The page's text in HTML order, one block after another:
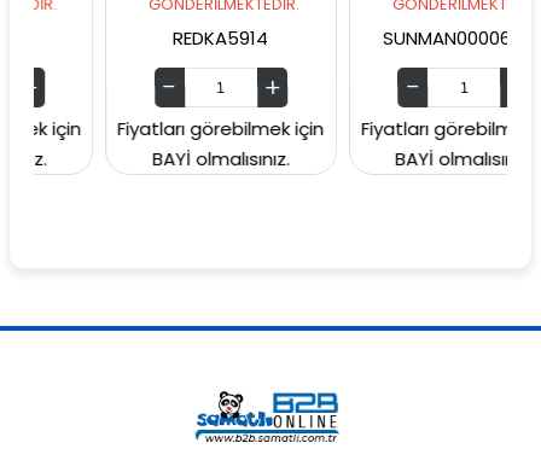
GÖNDERİLMEKTEDİR.
REDKA5914
Fiyatları görebilmek için
BAYİ olmalısınız.
GÖNDERİLMEKTEDİR.
SUNMAN00006049
Fiyatları görebilmek için
BAYİ olmalısınız.